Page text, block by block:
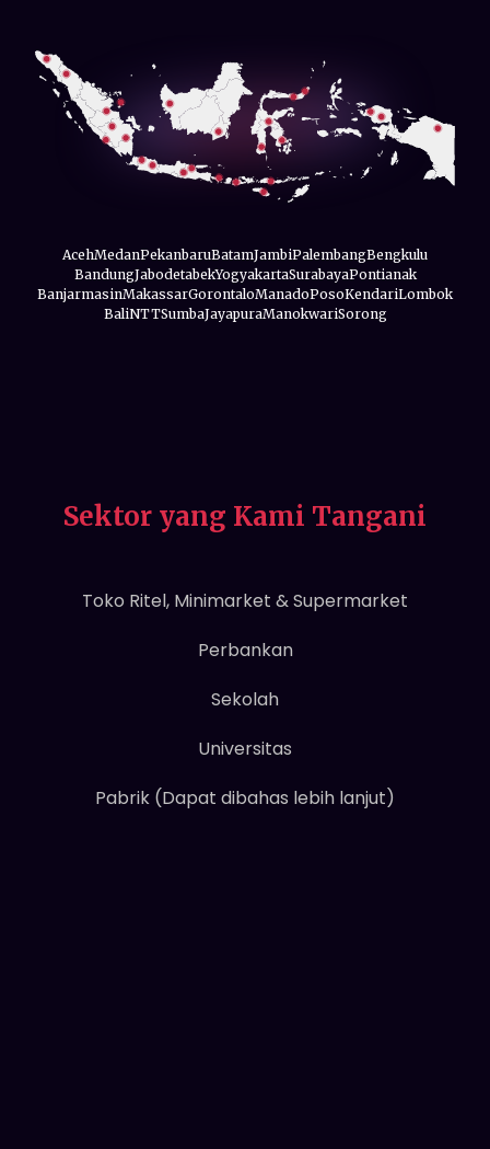
AcehMedanPekanbaruBatamJambiPalembangBengkulu
BandungJabodetabekYogyakartaSurabayaPontianak
BanjarmasinMakassarGorontaloManadoPosoKendariLombok
BaliNTTSumbaJayapuraManokwariSorong
Sektor yang Kami Tangani
Toko Ritel, Minimarket & Supermarket
Perbankan
Sekolah
Universitas
Pabrik (Dapat dibahas lebih lanjut)